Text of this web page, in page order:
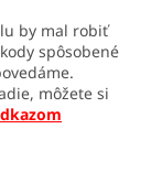
by mal robiť
spôsobené
môžete si